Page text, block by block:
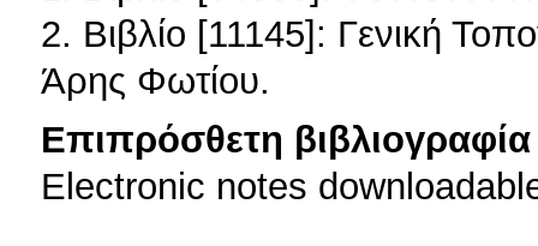
2. Βιβλίο [11145]: Γενική
Άρης Φωτίου.
Επιπρόσθετη βιβλιογραφία
Electronic notes